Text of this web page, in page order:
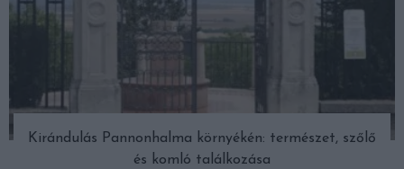
Kirándulás Pannonhalma környékén: természet, szőlő
és komló találkozása